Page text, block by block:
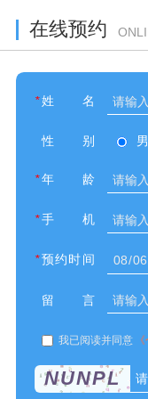
在线预约
* 姓名
性别 男
* 年龄
* 手机
* 预约时间
留言
我已阅读并同意
NUNPL